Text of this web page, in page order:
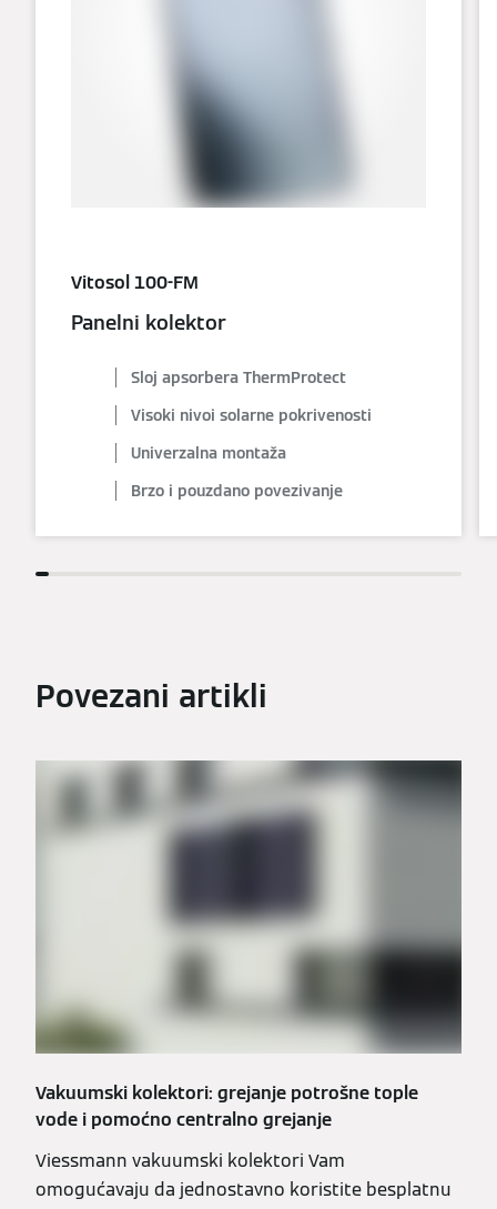
Vitosol 100-FM
Panelni kolektor
Sloj apsorbera ThermProtect
Visoki nivoi solarne pokrivenosti
Univerzalna montaža
Brzo i pouzdano povezivanje
Povezani artikli
Vakuumski kolektori: grejanje potrošne tople
vode i pomoćno centralno grejanje
Viessmann vakuumski kolektori Vam
omogućavaju da jednostavno koristite besplatnu